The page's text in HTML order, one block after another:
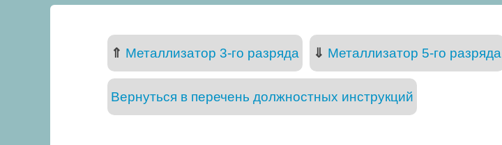
⇑ Металлизатор 3-го разряда ⇓ Металлизатор 5-го разряда
Вернуться в перечень должностных инструкций